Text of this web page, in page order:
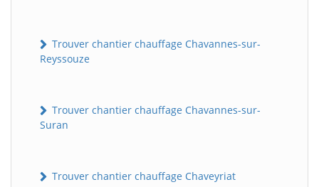
Trouver chantier chauffage Chavannes-sur-
Reyssouze
Trouver chantier chauffage Chavannes-sur-
Suran
Trouver chantier chauffage Chaveyriat